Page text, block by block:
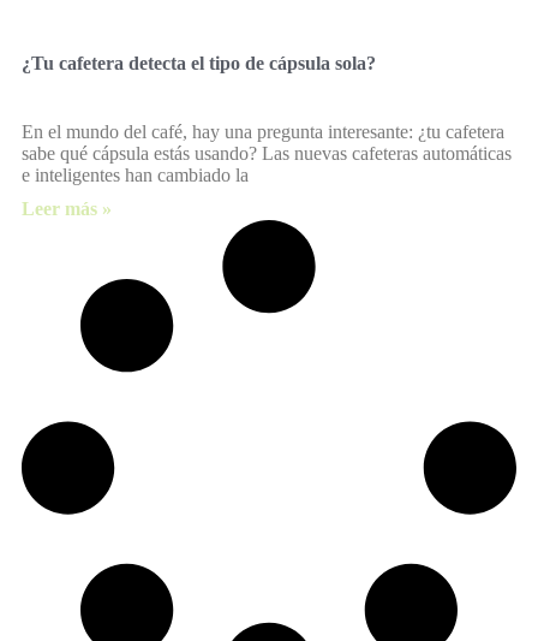
¿Tu cafetera detecta el tipo de cápsula sola?
En el mundo del café, hay una pregunta interesante: ¿tu cafetera
sabe qué cápsula estás usando? Las nuevas cafeteras automáticas
e inteligentes han cambiado la
Leer más »